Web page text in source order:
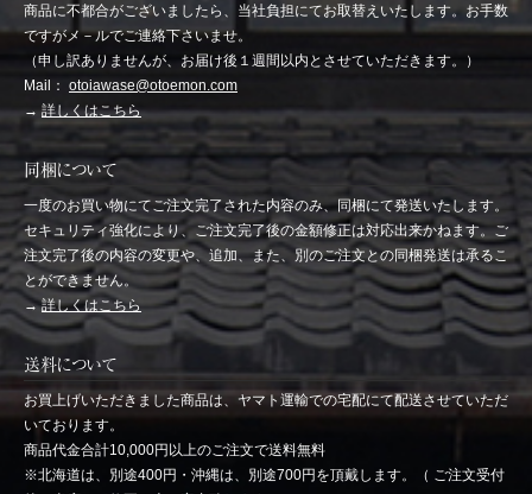
商品に不都合がございましたら、当社負担にてお取替えいたします。お手数
ですがメ－ルでご連絡下さいませ。
（申し訳ありませんが、お届け後１週間以内とさせていただきます。）
Mail： otoiawase@otoemon.com
→詳しくはこちら
同梱について
一度のお買い物にてご注文完了された内容のみ、同梱にて発送いたします。
セキュリティ強化により、ご注文完了後の金額修正は対応出来かねます。ご
注文完了後の内容の変更や、追加、また、別のご注文との同梱発送は承るこ
とができません。
→詳しくはこちら
送料について
お買上げいただきました商品は、ヤマト運輸での宅配にて配送させていただ
いております。
商品代金合計10,000円以上のご注文で送料無料
※北海道は、別途400円・沖縄は、別途700円を頂戴します。（ ご注文受付